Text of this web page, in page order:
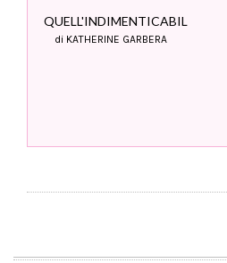
QUELL'INDIMENTICABIL
di KATHERINE GARBERA